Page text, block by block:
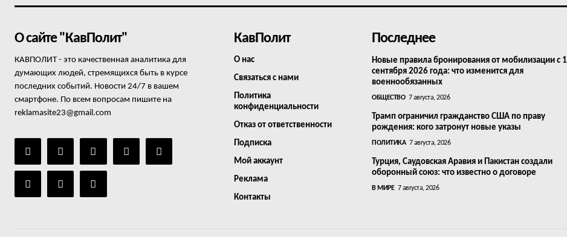
О сайте "КавПолит"
КАВПОЛИТ - это качественная аналитика для
думающих людей, стремящихся быть в курсе
последних событий. Новости 24/7 в вашем
смартфоне. По всем вопросам пишите на
reklamasite23@gmail.com
КавПолит
О нас
Связаться с нами
Политика
конфиденциальности
Отказ от ответственности
Подписка
Мой аккаунт
Реклама
Контакты
Последнее
Новые правила бронирования от мобилизации с 1
сентября 2026 года: что изменится для
военнообязанных
ОБЩЕСТВО 7 августа, 2026
Трамп ограничил гражданство США по праву
рождения: кого затронут новые указы
ПОЛИТИКА 7 августа, 2026
Турция, Саудовская Аравия и Пакистан создали
оборонный союз: что известно о договоре
В МИРЕ 7 августа, 2026